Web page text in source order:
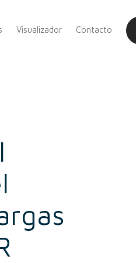
Visualizador Contacto